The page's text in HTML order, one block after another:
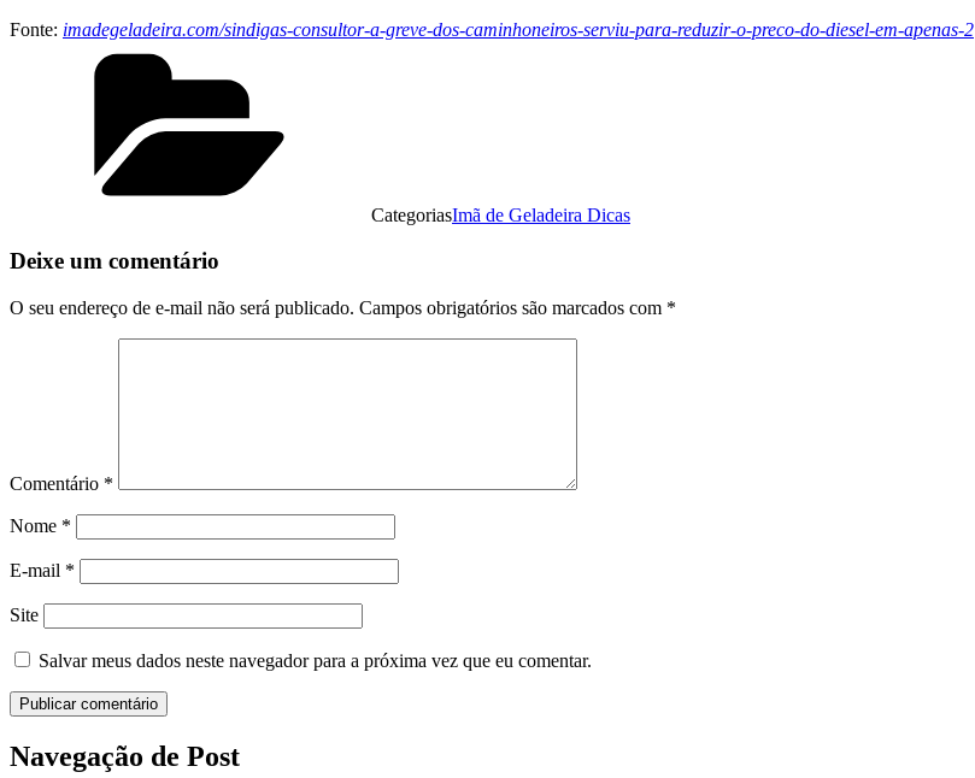
Fonte: imadegeladeira.com/sindigas-consultor-a-greve-dos-caminhoneiros-serviu-para-reduzir-o-preco-do-diesel-em-apenas-2
CategoriasImã de Geladeira Dicas
Deixe um comentário
O seu endereço de e-mail não será publicado. Campos obrigatórios são marcados com *
Comentário *
Nome *
E-mail *
Site
Salvar meus dados neste navegador para a próxima vez que eu comentar.
Navegação de Post